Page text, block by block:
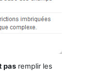
pas remplir les